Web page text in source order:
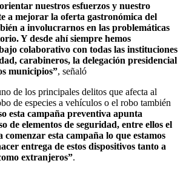
nuestros esfuerzos y nuestro
a mejorar la oferta gastronómica del
a involucrarnos en las problemáticas
Y desde ahí siempre hemos
colaborativo con todas las instituciones
carabineros, la delegación presidencial
municipios”, señaló
de los principales delitos que afecta al
de especies a vehículos o el robo también
esta campaña preventiva apunta
de elementos de seguridad, entre ellos el
esta campaña lo que estamos
entrega de estos dispositivos tanto a
extranjeros”.